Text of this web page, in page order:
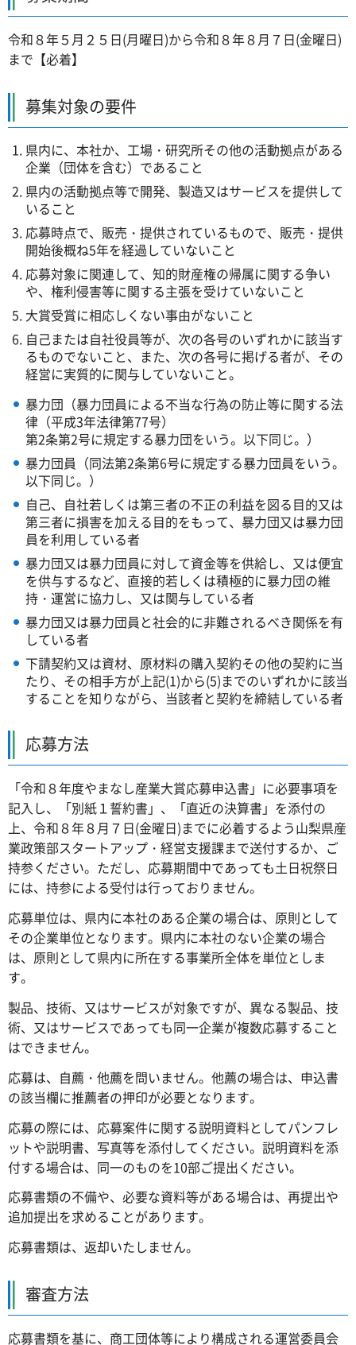
令和８年５月２５日(月曜日)から令和８年８月７日(金曜日)
まで【必着】
募集対象の要件
県内に、本社か、工場・研究所その他の活動拠点がある
企業（団体を含む）であること
県内の活動拠点等で開発、製造又はサービスを提供して
いること
応募時点で、販売・提供されているもので、販売・提供
開始後概ね5年を経過していないこと
応募対象に関連して、知的財産権の帰属に関する争い
や、権利侵害等に関する主張を受けていないこと
大賞受賞に相応しくない事由がないこと
自己または自社役員等が、次の各号のいずれかに該当す
るものでないこと、また、次の各号に掲げる者が、その
経営に実質的に関与していないこと。
暴力団（暴力団員による不当な行為の防止等に関する法
律（平成3年法律第77号）
第2条第2号に規定する暴力団をいう。以下同じ。）
暴力団員（同法第2条第6号に規定する暴力団員をいう。
以下同じ。）
自己、自社若しくは第三者の不正の利益を図る目的又は
第三者に損害を加える目的をもって、暴力団又は暴力団
員を利用している者
暴力団又は暴力団員に対して資金等を供給し、又は便宜
を供与するなど、直接的若しくは積極的に暴力団の維
持・運営に協力し、又は関与している者
暴力団又は暴力団員と社会的に非難されるべき関係を有
している者
下請契約又は資材、原材料の購入契約その他の契約に当
たり、その相手方が上記(1)から(5)までのいずれかに該当
することを知りながら、当該者と契約を締結している者
応募方法
「令和８年度やまなし産業大賞応募申込書」に必要事項を
記入し、「別紙１誓約書」、「直近の決算書」を添付の
上、令和８年８月７日(金曜日)までに必着するよう山梨県産
業政策部スタートアップ・経営支援課まで送付するか、ご
持参ください。ただし、応募期間中であっても土日祝祭日
には、持参による受付は行っておりません。
応募単位は、県内に本社のある企業の場合は、原則として
その企業単位となります。県内に本社のない企業の場合
は、原則として県内に所在する事業所全体を単位としま
す。
製品、技術、又はサービスが対象ですが、異なる製品、技
術、又はサービスであっても同一企業が複数応募すること
はできません。
応募は、自薦・他薦を問いません。他薦の場合は、申込書
の該当欄に推薦者の押印が必要となります。
応募の際には、応募案件に関する説明資料としてパンフレ
ットや説明書、写真等を添付してください。説明資料を添
付する場合は、同一のものを10部ご提出ください。
応募書類の不備や、必要な資料等がある場合は、再提出や
追加提出を求めることがあります。
応募書類は、返却いたしません。
審査方法
応募書類を基に、商工団体等により構成される運営委員会